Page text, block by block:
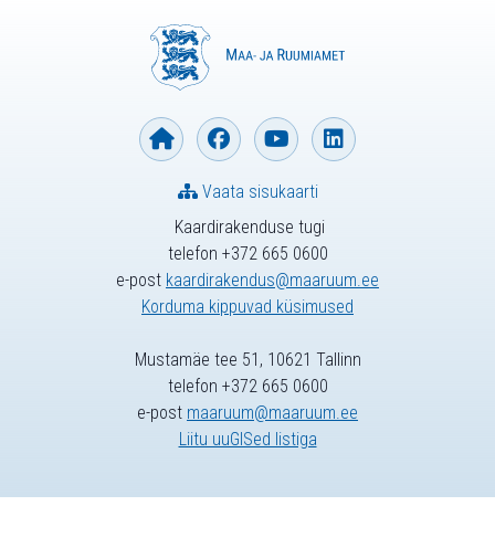
Kaardirakenduse tugi
telefon +372 665 0600
e-post kaardirakendus@maaruum.ee
Korduma kippuvad küsimused
Vaata sisukaarti
Mustamäe tee 51, 10621 Tallinn
telefon +372 665 0600
e-post maaruum@maaruum.ee
Liitu uuGISed listiga